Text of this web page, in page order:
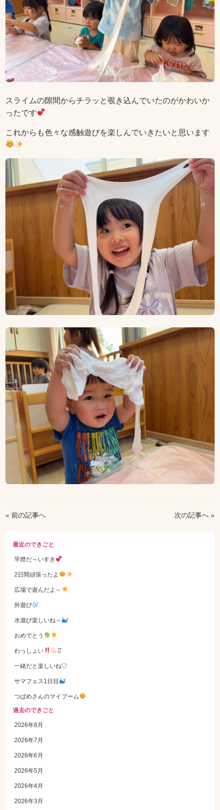
スライムの隙間からチラッと覗き込んでいたのがかわいか
ったです
これからも色々な感触遊びを楽しんでいきたいと思います
« 前の記事へ 次の記事へ »
最近のできごと
竿燈だ～いすき
2日間頑張ったよ
広場で遊んだよ～
外遊び
水遊び楽しいね～
おめでとう
わっしょい ⋆͛
一緒だと楽しいね♡
サマフェス1日目
つばめさんのマイブーム
過去のできごと
2026年8月
2026年7月
2026年6月
2026年5月
2026年4月
2026年3月